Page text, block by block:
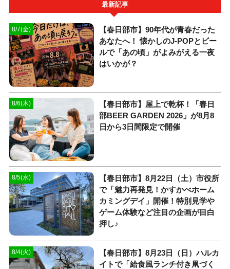
最新記事
8/7(金)
【春日部市】90年代が青春だった
あなたへ！ 懐かしのJ-POPとビー
ルで「あの頃」がよみがえる一夜
はいかが？
8/6(木)
【春日部市】屋上で乾杯！「春日
部BEER GARDEN 2026」が8月8
日から3日間限定で開催
8/5(水)
【春日部市】8月22日（土）市役所
で「魅力再発見！かすかべホーム
カミングデイ」開催！特別見学や
ゲーム体験など注目の企画が目白
押し♪
8/4(火)
【春日部市】8月23日（日）ハルカ
イトで「給食風ランチ付き凧づく